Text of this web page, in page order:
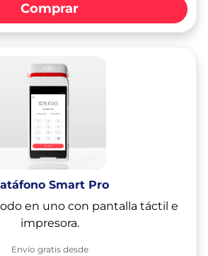
Comprar
Smart Pro
en uno con pantalla táctil e
impresora.
Envío gratis desde